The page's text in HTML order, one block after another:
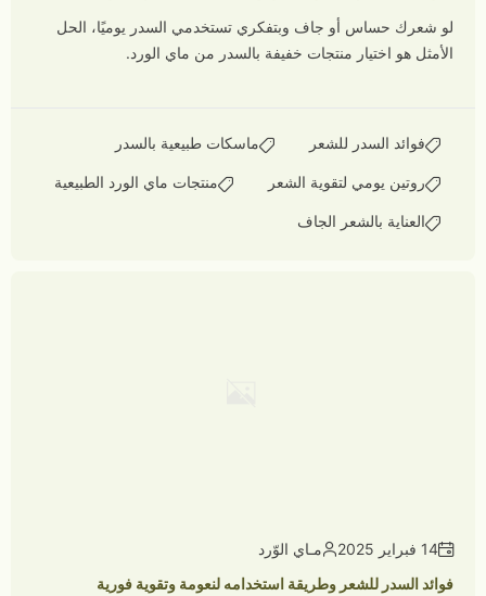
لو شعرك حساس أو جاف وبتفكري تستخدمي السدر يوميًا، الحل
الأمثل هو اختيار منتجات خفيفة بالسدر من ماي الورد.
فوائد السدر للشعر ماسكات طبيعية بالسدر
روتين يومي لتقوية الشعر منتجات ماي الورد الطبيعية
العناية بالشعر الجاف
14 فبراير 2025
مـاي الوّرد
فوائد السدر للشعر وطريقة استخدامه لنعومة وتقوية فورية